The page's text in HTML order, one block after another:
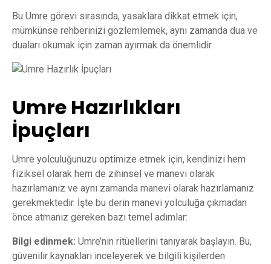
Bu Umre görevi sırasında, yasaklara dikkat etmek için,
mümkünse rehberinizi gözlemlemek, aynı zamanda dua ve
duaları okumak için zaman ayırmak da önemlidir.
Umre Hazırlıkları
İpuçları
Umre yolculuğunuzu optimize etmek için, kendinizi hem
fiziksel olarak hem de zihinsel ve manevi olarak
hazırlamanız ve aynı zamanda manevi olarak hazırlamanız
gerekmektedir. İşte bu derin manevi yolculuğa çıkmadan
önce atmanız gereken bazı temel adımlar:
Bilgi edinmek: Umre’nin ritüellerini tanıyarak başlayın. Bu,
güvenilir kaynakları inceleyerek ve bilgili kişilerden